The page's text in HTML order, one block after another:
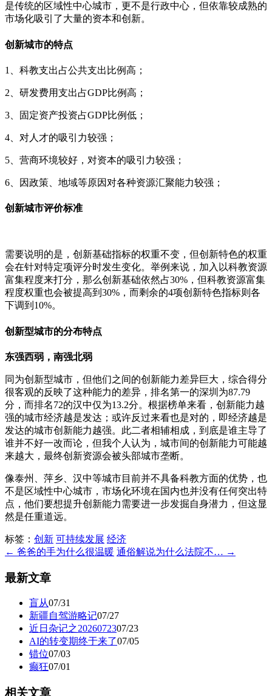
是传统的区域性中心城市，更不是行政中心，但依靠较成熟的
市场化吸引了大量的资本和创新。
创新城市的特点
1、科教支出占公共支出比例高；
2、研发费用支出占GDP比例高；
3、固定资产投资占GDP比例低；
4、对人才的吸引力较强；
5、营商环境较好，对资本的吸引力较强；
6、因政策、地域等原因对各种资源汇聚能力较强；
创新城市评价标准
需要说明的是，创新基础指标的权重不变，但创新特色的权重
会在针对特定项评分时发生变化。举例来说，加入以科教资源
富集程度来打分，那么创新基础依然占30%，但科教资源富集
程度权重也会被提高到30%，而剩余的4项创新特色指标则各
下调到10%。
创新型城市的分布特点
东强西弱，南强北弱
同为创新型城市，但他们之间的创新能力差异巨大，综合得分
很客观的反映了这种能力的差异，排名第一的深圳为87.79
分，而排名72的汉中仅为13.2分。根据榜单来看，创新能力越
强的城市经济越是发达；或许反过来看也是对的，即经济越是
发达的城市创新能力越强。此二者相辅相成，到底是谁主导了
谁并不好一改而论，但我个人认为，城市间的创新能力可能越
来越大，最终创新资源会被头部城市垄断。
像泰州、萍乡、汉中等城市目前并不具备科教方面的优势，也
不是区域性中心城市，市场化环境在国内也并没有任何突出特
点，他们要想提升创新能力需要进一步发掘自身潜力，但这显
然是任重道远。
标签： 创新 可持续发展 经济
← 爸爸的手为什么很温暖 通俗解说为什么法院不… →
最新文章
盲从07/31
新疆自驾游略记07/27
近日杂记之2026072307/23
AI的转变期终于来了07/05
错位07/03
癫狂07/01
相关文章